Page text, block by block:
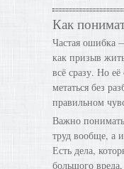
Как
Частая ошибка
как призыв
всё сразу. Но
метаться без
правильном
Важно
труд вообще, а
Есть дела,
большого